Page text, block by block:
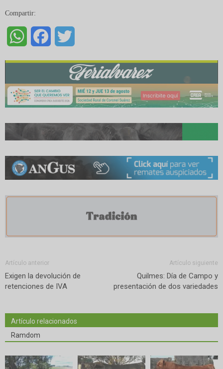
Compartir:
WhatsAppFacebook
Artículo anterior
Exigen la devolución de
retenciones de IVA
Artículo siguiente
Quilmes: Día de Campo y
presentación de dos variedades
Artículo relacionados
Ramdom